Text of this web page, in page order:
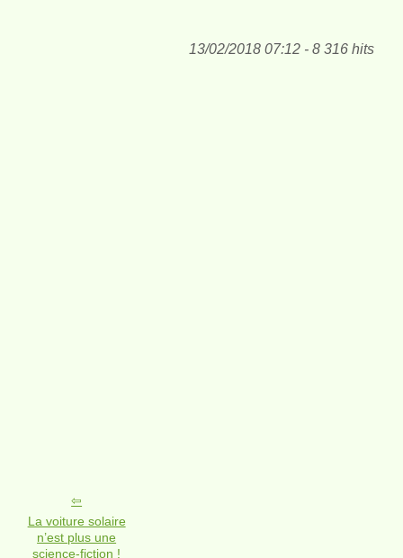
13/02/2018 07:12 - 8 316 hits
La voiture solaire
n’est plus une
science-fiction !